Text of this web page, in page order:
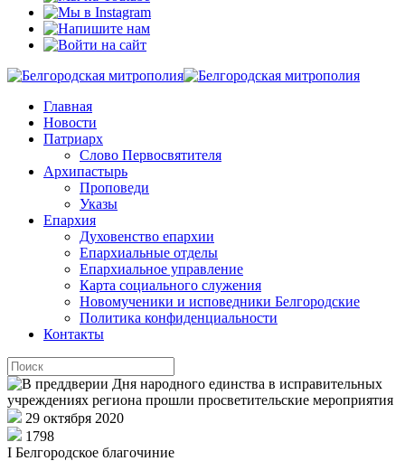
Главная
Новости
Патриарх
Слово Первосвятителя
Архипастырь
Проповеди
Указы
Епархия
Духовенство епархии
Епархиальные отделы
Епархиальное управление
Карта социального служения
Новомученики и исповедники Белгородские
Политика конфиденциальности
Контакты
29 октября 2020
1798
I Белгородское благочиние